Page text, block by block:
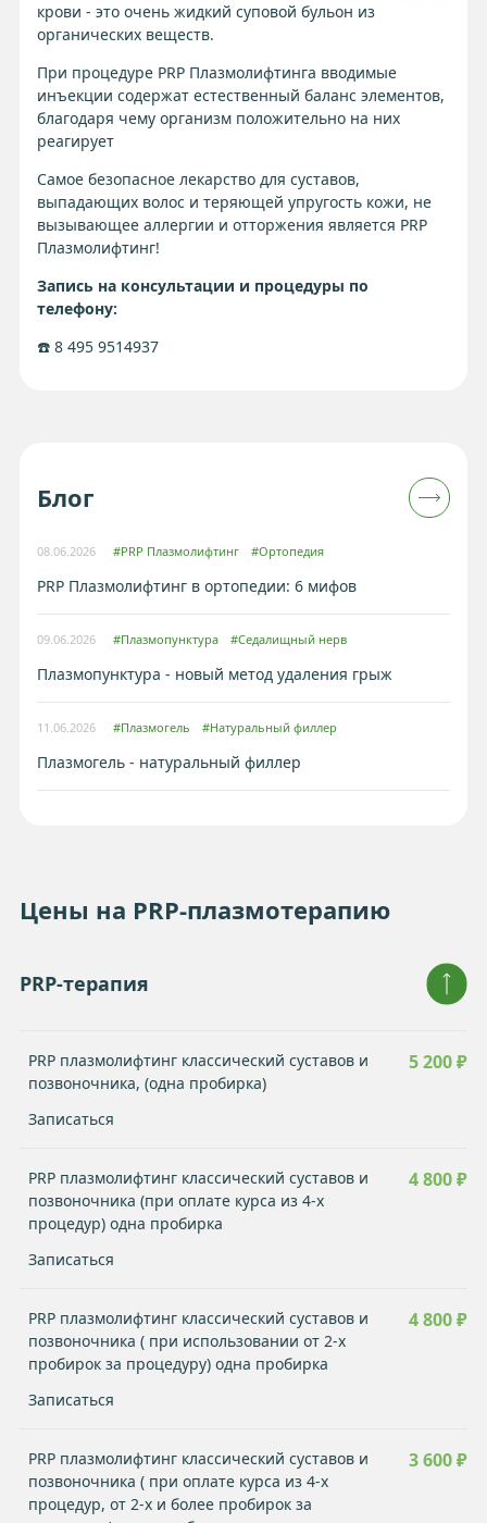
крови - это очень жидкий суповой бульон из
органических веществ.
При процедуре PRP Плазмолифтинга вводимые
инъекции содержат естественный баланс элементов,
благодаря чему организм положительно на них
реагирует
Самое безопасное лекарство для суставов,
выпадающих волос и теряющей упругость кожи, не
вызывающее аллергии и отторжения является PRP
Плазмолифтинг!
Запись на консультации и процедуры по
телефону:
☎️ 8 495 9514937
Блог
08.06.2026 #PRP Плазмолифтинг #Ортопедия
PRP Плазмолифтинг в ортопедии: 6 мифов
09.06.2026 #Плазмопунктура #Седалищный нерв
Плазмопунктура - новый метод удаления грыж
11.06.2026 #Плазмогель #Натуральный филлер
Плазмогель - натуральный филлер
Цены на PRP-плазмотерапию
PRP-терапия
PRP плазмолифтинг классический суставов и
позвоночника, (одна пробирка)
Записаться
5 200 ₽
PRP плазмолифтинг классический суставов и
позвоночника (при оплате курса из 4-х
процедур) одна пробирка
Записаться
4 800 ₽
PRP плазмолифтинг классический суставов и
позвоночника ( при использовании от 2-х
пробирок за процедуру) одна пробирка
Записаться
4 800 ₽
PRP плазмолифтинг классический суставов и
позвоночника ( при оплате курса из 4-х
процедур, от 2-х и более пробирок за
3 600 ₽